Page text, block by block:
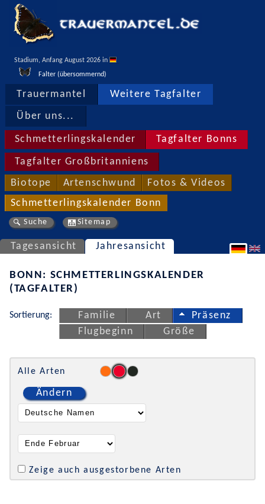
Stadium, Anfang August 2026 in
Falter (übersommernd)
Trauermantel Weitere Tagfalter
Über uns...
Schmetterlingskalender Tagfalter Bonns
Tagfalter Großbritanniens
Biotope Artenschwund Fotos & Videos
Schmetterlingskalender Bonn
Suche Sitemap
Tagesansicht Jahresansicht
BONN: SCHMETTERLINGSKALENDER
(TAGFALTER)
Sortierung: Familie Art
Präsenz
Flugbeginn
Größe
Alle Arten
Ändern
Zeige auch ausgestorbene Arten